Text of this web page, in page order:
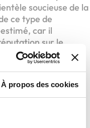
À propos des cookies
soucieuse de la
ce type de
car il
sur le
clients et
Sport